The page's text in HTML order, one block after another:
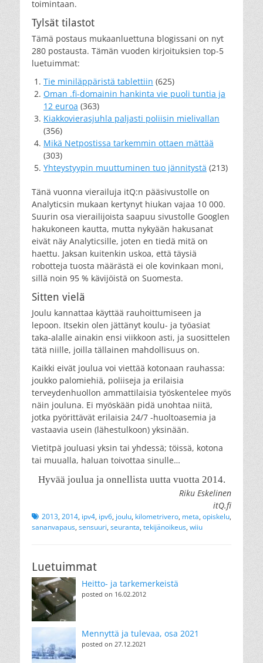
toimintaan.
Tylsät tilastot
Tämä postaus mukaanluettuna blogissani on nyt
280 postausta. Tämän vuoden kirjoituksien top-5
luetuimmat:
Tie miniläppäristä tablettiin (625)
Oman .fi-domainin hankinta vie puoli tuntia ja
12 euroa (363)
Kiakkovierasjuhla paljasti poliisin mielivallan
(356)
Mikä Netpostissa tarkemmin ottaen mättää
(303)
Yhteystyypin muuttuminen tuo jännitystä (213)
Tänä vuonna vierailuja itQ:n pääsivustolle on
Analyticsin mukaan kertynyt hiukan vajaa 10 000.
Suurin osa vierailijoista saapuu sivustolle Googlen
hakukoneen kautta, mutta nykyään hakusanat
eivät näy Analyticsille, joten en tiedä mitä on
haettu. Jaksan kuitenkin uskoa, että täysiä
robotteja tuosta määrästä ei ole kovinkaan moni,
sillä noin 95 % kävijöistä on Suomesta.
Sitten vielä
Joulu kannattaa käyttää rauhoittumiseen ja
lepoon. Itsekin olen jättänyt koulu- ja työasiat
taka-alalle ainakin ensi viikkoon asti, ja suosittelen
tätä niille, joilla tällainen mahdollisuus on.
Kaikki eivät joulua voi viettää kotonaan rauhassa:
joukko palomiehiä, poliiseja ja erilaisia
terveydenhuollon ammattilaisia työskentelee myös
näin jouluna. Ei myöskään pidä unohtaa niitä,
jotka pyörittävät erilaisia 24/7 -huoltoasemia ja
vastaavia usein (lähestulkoon) yksinään.
Vietitpä jouluasi yksin tai yhdessä; töissä, kotona
tai muualla, haluan toivottaa sinulle…
Hyvää joulua ja onnellista uutta vuotta 2014.
Riku Eskelinen
itQ.fi
Tags2013, 2014, ipv4, ipv6, joulu, kilometrivero, meta, opiskelu,
sananvapaus, sensuuri, seuranta, tekijänoikeus, wiiu
Luetuimmat
Heitto- ja tarkemerkeistä
posted on 16.02.2012
Mennyttä ja tulevaa, osa 2021
posted on 27.12.2021